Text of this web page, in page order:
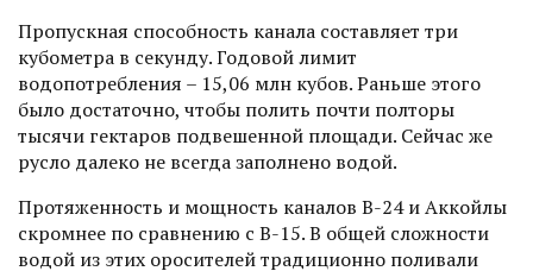
Пропускная способность канала составляет три
кубометра в секунду. Годовой лимит
водопотребления – 15,06 млн кубов. Раньше этого
было достаточно, чтобы полить почти полторы
тысячи гектаров подвешенной площади. Сейчас же
русло далеко не всегда заполнено водой.
Протяженность и мощность каналов В-24 и Аккойлы
скромнее по сравнению с В-15. В общей сложности
водой из этих оросителей традиционно поливали